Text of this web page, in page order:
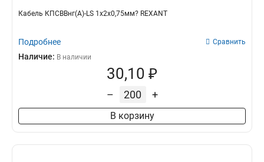
Кабель КПСВВнг(А)-LS 1x2x0,75мм? REXANT
Подробнее Сравнить
Наличие: В наличии
30,10 ₽
– +
В корзину